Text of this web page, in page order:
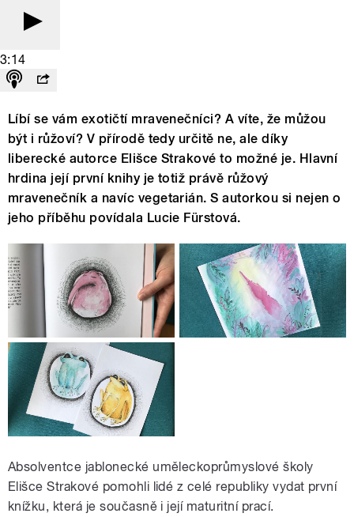
3:14
Líbí se vám exotičtí mravenečníci? A víte, že můžou
být i růžoví? V přírodě tedy určitě ne, ale díky
liberecké autorce Elišce Strakové to možné je. Hlavní
hrdina její první knihy je totiž právě růžový
mravenečník a navíc vegetarián. S autorkou si nejen o
jeho příběhu povídala Lucie Fürstová.
Absolventce jablonecké uměleckoprůmyslové školy
Elišce Strakové pomohli lidé z celé republiky vydat první
knížku, která je současně i její maturitní prací.